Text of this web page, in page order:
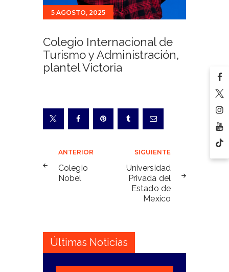
5 AGOSTO, 2025
Colegio Internacional de
Turismo y Administración,
plantel Victoria
Navegación
de
entradas
ANTERIOR
Colegio
Nobel
SIGUIENTE
Universidad
Privada del
Estado de
Mexico
Últimas Noticias